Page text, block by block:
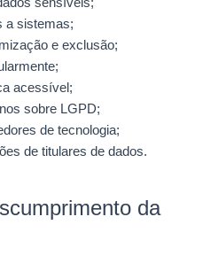
a sistemas;
e exclusão;
acessível;
sobre LGPD;
de tecnologia;
de titulares de dados.
da